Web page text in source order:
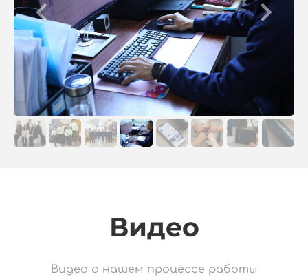
Видео
Видео о нашем процессе работы